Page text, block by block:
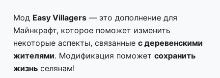
Мод Easy Villagers— это дополнение для
Майнкрафт, которое поможет изменить
некоторые аспекты, связанные с деревенскими
жителями. Модификация поможет сохранить
жизньселянам!